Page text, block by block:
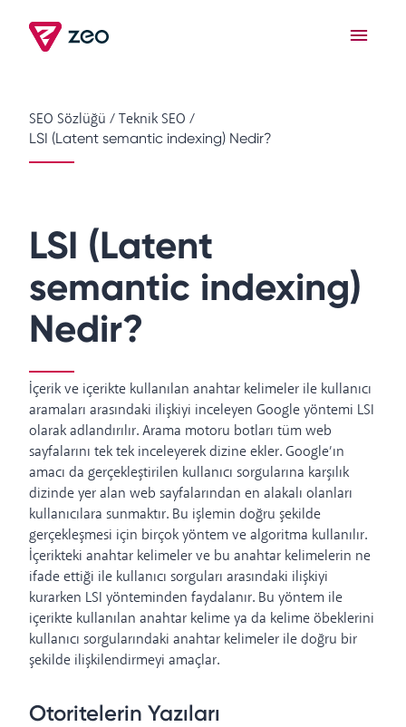
SEO Sözlüğü /Teknik SEO /
LSI (Latent semantic indexing) Nedir?
LSI (Latent
semantic indexing)
Nedir?
İçerik ve içerikte kullanılan anahtar kelimeler ile kullanıcı
aramaları arasındaki ilişkiyi inceleyen Google yöntemi LSI
olarak adlandırılır. Arama motoru botları tüm web
sayfalarını tek tek inceleyerek dizine ekler. Google’ın
amacı da gerçekleştirilen kullanıcı sorgularına karşılık
dizinde yer alan web sayfalarından en alakalı olanları
kullanıcılara sunmaktır. Bu işlemin doğru şekilde
gerçekleşmesi için birçok yöntem ve algoritma kullanılır.
İçerikteki anahtar kelimeler ve bu anahtar kelimelerin ne
ifade ettiği ile kullanıcı sorguları arasındaki ilişkiyi
kurarken LSI yönteminden faydalanır. Bu yöntem ile
içerikte kullanılan anahtar kelime ya da kelime öbeklerini
kullanıcı sorgularındaki anahtar kelimeler ile doğru bir
şekilde ilişkilendirmeyi amaçlar.
Otoritelerin Yazıları